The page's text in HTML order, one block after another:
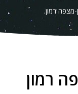
מצפה רמון.
רמון